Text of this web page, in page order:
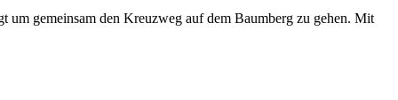
gemeinsam den Kreuzweg auf dem Baumberg zu gehen. Mit